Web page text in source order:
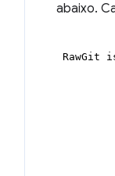
abaixo.